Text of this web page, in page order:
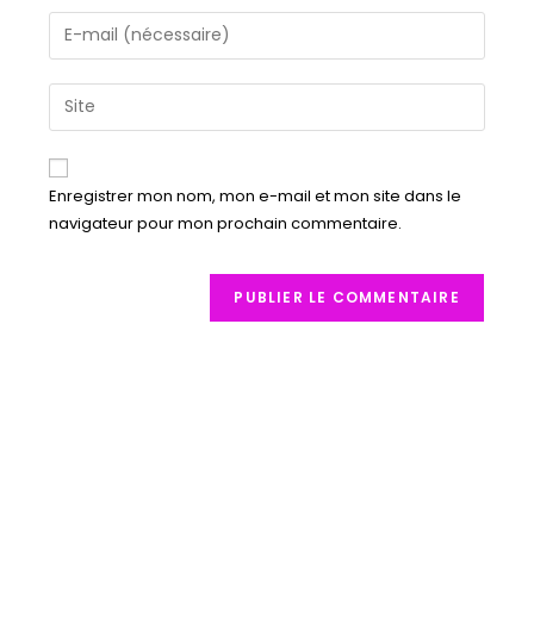
Enregistrer mon nom, mon e-mail et mon site dans le
navigateur pour mon prochain commentaire.